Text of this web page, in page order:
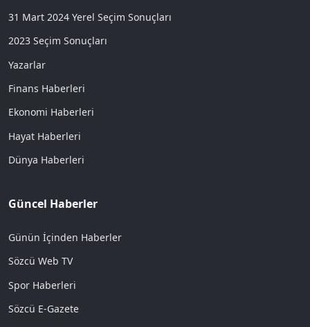
31 Mart 2024 Yerel Seçim Sonuçları
2023 Seçim Sonuçları
Yazarlar
Finans Haberleri
Ekonomi Haberleri
Hayat Haberleri
Dünya Haberleri
Güncel Haberler
Günün İçinden Haberler
Sözcü Web TV
Spor Haberleri
Sözcü E-Gazete